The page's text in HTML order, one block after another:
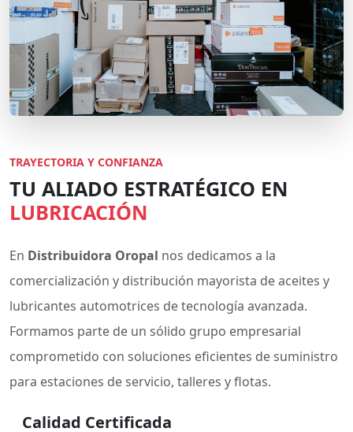
TRAYECTORIA Y CONFIANZA
TU ALIADO ESTRATÉGICO EN
LUBRICACIÓN
En Distribuidora Oropal nos dedicamos a la
comercialización y distribución mayorista de aceites y
lubricantes automotrices de tecnología avanzada.
Formamos parte de un sólido grupo empresarial
comprometido con soluciones eficientes de suministro
para estaciones de servicio, talleres y flotas.
Calidad Certificada